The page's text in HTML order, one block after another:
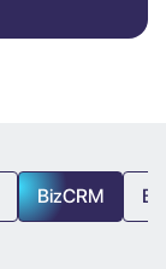
BizCRM